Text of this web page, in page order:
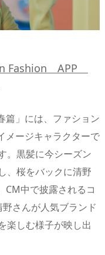
Fashion APP
」には、ファション
メージキャラクターで
。黒髪に今シーズン
、桜をバックに清野
中で披露されるコ
さんが人気ブランド
楽しむ様子が映し出